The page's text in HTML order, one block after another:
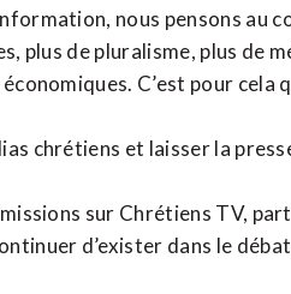
nous pensons au
plus de pluralisme, plus de
C’est pour cela
chrétiens et laisser la
sur Chrétiens TV,
d’exister dans le